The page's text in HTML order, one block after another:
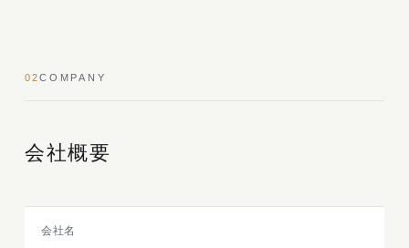
02COMPANY
会社概要
会社名